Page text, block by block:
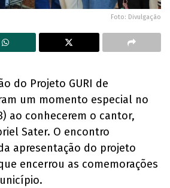
Foto: Divulgação
do Projeto GURI de
um momento especial no
ao conhecerem o cantor,
Sater. O encontro
apresentação do projeto
encerrou as comemorações